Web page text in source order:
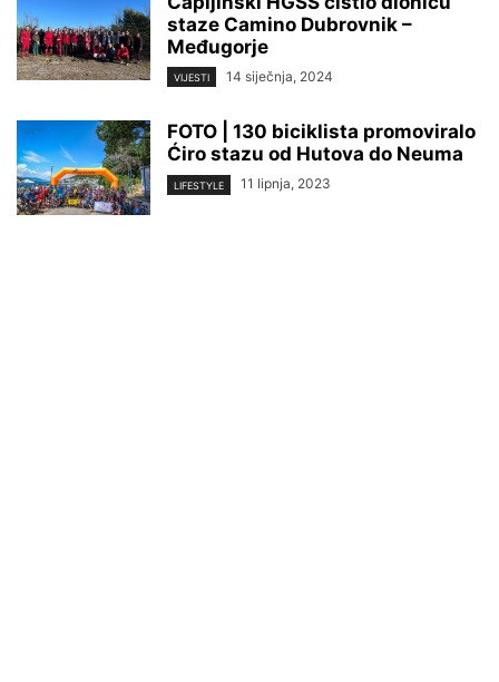
staze Camino Dubrovnik –
Međugorje
VIJESTI 14 siječnja, 2024
FOTO | 130 biciklista promoviralo
Ćiro stazu od Hutova do Neuma
LIFESTYLE 11 lipnja, 2023